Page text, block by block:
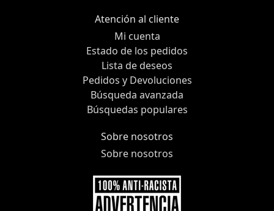
Atención al cliente
Mi cuenta
Estado de los pedidos
Lista de deseos
Pedidos y Devoluciones
Búsqueda avanzada
Búsquedas populares
Sobre nosotros
Sobre nosotros